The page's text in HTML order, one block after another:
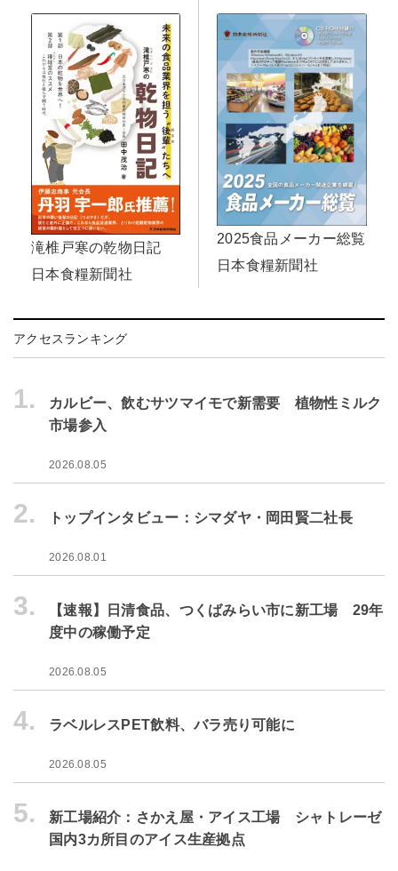
滝椎戸寒の乾物日記
日本食糧新聞社
2025食品メーカー総覧
日本食糧新聞社
アクセスランキング
1.
カルビー、飲むサツマイモで新需要 植物性ミルク
市場参入
2026.08.05
2. トップインタビュー：シマダヤ・岡田賢二社長
2026.08.01
3.
【速報】日清食品、つくばみらい市に新工場 29年
度中の稼働予定
2026.08.05
4. ラベルレスPET飲料、バラ売り可能に
2026.08.05
5.
新工場紹介：さかえ屋・アイス工場 シャトレーゼ
国内3カ所目のアイス生産拠点